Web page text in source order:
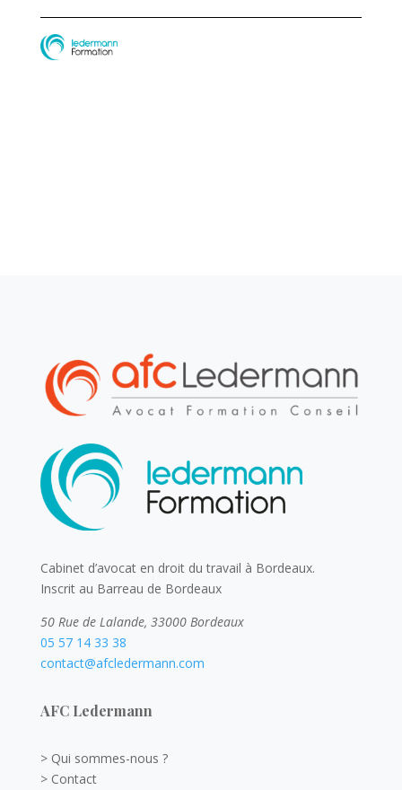
Cabinet d’avocat en droit du travail à Bordeaux.
Inscrit au Barreau de Bordeaux
50 Rue de Lalande, 33000 Bordeaux
05 57 14 33 38
contact@afcledermann.com
AFC Ledermann
> Qui sommes-nous ?
> Contact